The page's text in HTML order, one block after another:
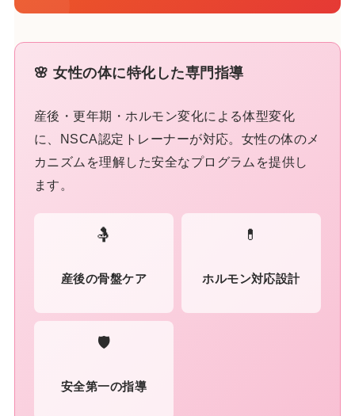
🌸 女性の体に特化した専門指導
産後・更年期・ホルモン変化による体型変化
に、NSCA認定トレーナーが対応。女性の体のメ
カニズムを理解した安全なプログラムを提供し
ます。
🤱
産後の骨盤ケア
💊
ホルモン対応設計
🛡️
安全第一の指導